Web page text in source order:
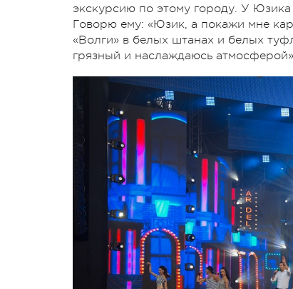
экскурсию по этому городу. У
Говорю ему: «Юзик, а покажи мне
«Волги» в белых штанах и белых
грязный и наслаждаюсь